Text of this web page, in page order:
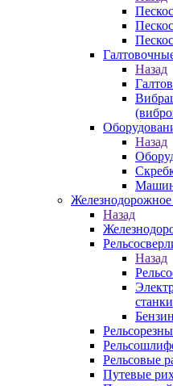
Назад
Назад
Назад
Назад
станки
Рельсовые
Путевые